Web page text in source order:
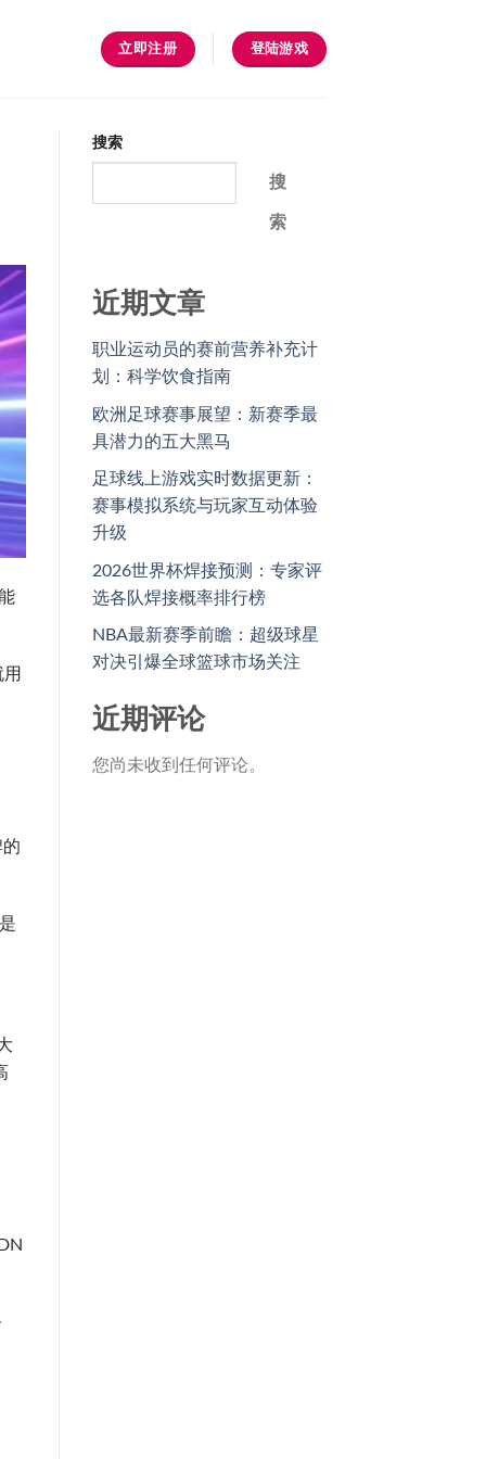
立即注册 登陆游戏
搜索
搜
索
近期文章
职业运动员的赛前营养补充计
划：科学饮食指南
欧洲足球赛事展望：新赛季最
具潜力的五大黑马
足球线上游戏实时数据更新：
赛事模拟系统与玩家互动体验
升级
2026世界杯焊接预测：专家评
选各队焊接概率排行榜
NBA最新赛季前瞻：超级球星
对决引爆全球篮球市场关注
近期评论
您尚未收到任何评论。